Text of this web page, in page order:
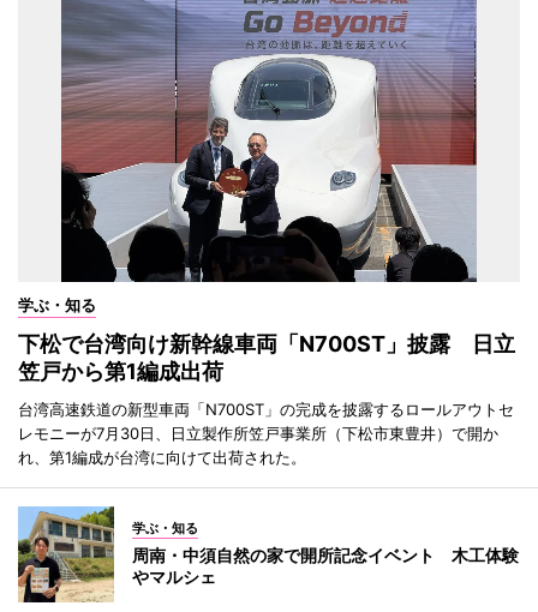
学ぶ・知る
下松で台湾向け新幹線車両「N700ST」披露 日立
笠戸から第1編成出荷
台湾高速鉄道の新型車両「N700ST」の完成を披露するロールアウトセ
レモニーが7月30日、日立製作所笠戸事業所（下松市東豊井）で開か
れ、第1編成が台湾に向けて出荷された。
学ぶ・知る
周南・中須自然の家で開所記念イベント 木工体験
やマルシェ